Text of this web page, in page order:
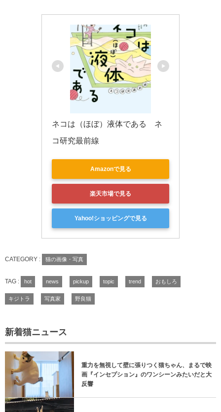
ネコは（ほぼ）液体である　ネ
コ研究最前線
Amazonで見る
楽天市場で見る
Yahoo!ショッピングで見る
CATEGORY : 猫の画像・写真
TAG : hot news pickup topic trend おもしろ
キジトラ 写真家 野良猫
新着猫ニュース
重力を無視して壁に張りつく猫ちゃん、まるで映
画『インセプション』のワンシーンみたいだと大
反響